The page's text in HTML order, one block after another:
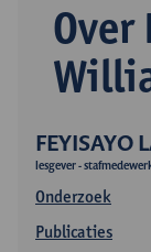
FEYISAYO
lesgever -
Onderzoek
Publicaties
Over